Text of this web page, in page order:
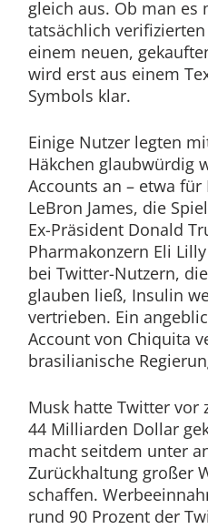
gleich aus. Ob man
tatsächlich
einem neuen,
wird erst aus einem
Symbols klar.
Einige Nutzer legten
Häkchen glaubwürdig
Accounts an – etwa für
LeBron James, die
Ex-Präsident Donald
Pharmakonzern Eli
bei Twitter-Nutzern,
glauben ließ, Insulin
vertrieben. Ein
Account von Chiquita
brasilianische
Musk hatte Twitter vor
44 Milliarden Dollar
macht seitdem unter
Zurückhaltung großer
schaffen.
rund 90 Prozent der